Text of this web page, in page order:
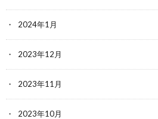
2024年1月
2023年12月
2023年11月
2023年10月